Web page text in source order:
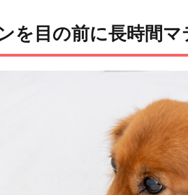
目の前に長時間マ